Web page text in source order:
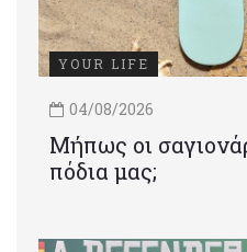
YOUR LIFE
04/08/2026
Μήπως οι
πόδια μας;